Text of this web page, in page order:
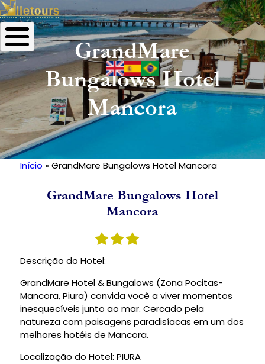
GrandMare
Bungalows Hotel
Mancora
Início GrandMare Bungalows Hotel Mancora
GrandMare Bungalows Hotel
Mancora
Descrição do Hotel:
GrandMare Hotel & Bungalows (Zona Pocitas-
Mancora, Piura) convida você a viver momentos
inesquecíveis junto ao mar. Cercado pela
natureza com paisagens paradisíacas em um dos
melhores hotéis de Mancora.
Localização do Hotel: PIURA